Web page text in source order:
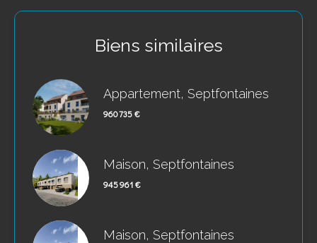
Biens similaires
Appartement, Septfontaines
960 735 €
Maison, Septfontaines
945 961 €
Maison, Septfontaines